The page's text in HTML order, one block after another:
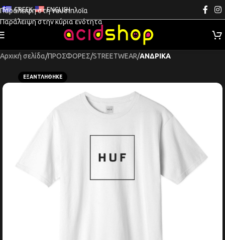
Παράλειψη στη ναυσιπλοΐα
Παράλειψη στην κύρια ενότητα
GREEK ENGLISH
Αρχική σελίδα ΠΡΟΣΦΟΡΕΣ STREETWEAR ΑΝΔΡΙΚΑ
ΕΞΑΝΤΛΉΘΗΚΕ